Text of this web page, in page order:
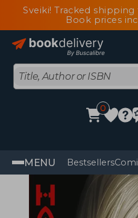
Sveiki! Tracked
Book prices
0
MENU Bestsellers